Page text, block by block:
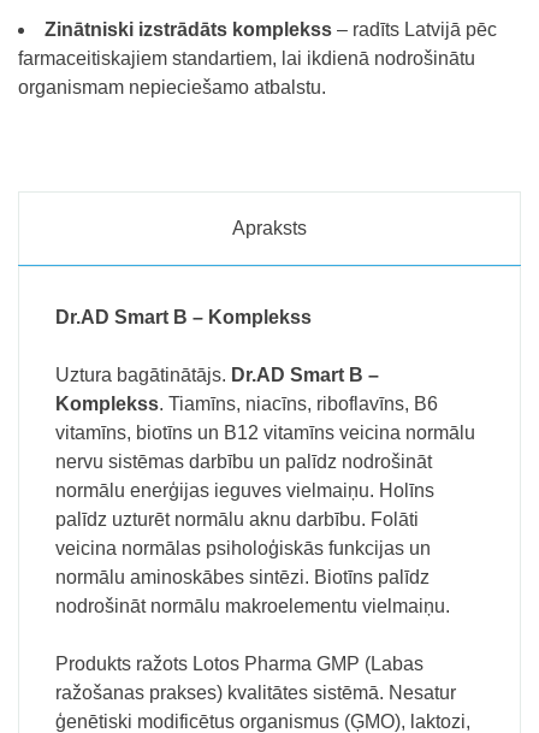
Zinātniski izstrādāts komplekss – radīts Latvijā pēc
farmaceitiskajiem standartiem, lai ikdienā nodrošinātu
organismam nepieciešamo atbalstu.
Apraksts
Dr.AD Smart B – Komplekss
Uztura bagātinātājs. Dr.AD Smart B –
Komplekss. Tiamīns, niacīns, riboflavīns, B6
vitamīns, biotīns un B12 vitamīns veicina normālu
nervu sistēmas darbību un palīdz nodrošināt
normālu enerģijas ieguves vielmaiņu. Holīns
palīdz uzturēt normālu aknu darbību. Folāti
veicina normālas psiholoģiskās funkcijas un
normālu aminoskābes sintēzi. Biotīns palīdz
nodrošināt normālu makroelementu vielmaiņu.
Produkts ražots Lotos Pharma GMP (Labas
ražošanas prakses) kvalitātes sistēmā. Nesatur
ģenētiski modificētus organismus (ĢMO), laktozi,